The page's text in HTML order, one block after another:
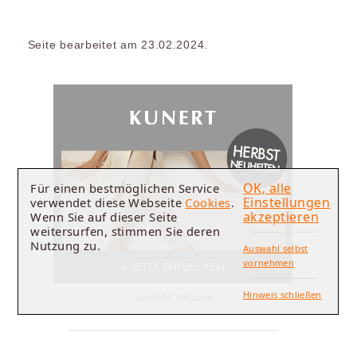
Seite bearbeitet am 23.02.2024.
Für einen bestmöglichen Service
verwendet diese Webseite Cookies.
Wenn Sie auf dieser Seite
weitersurfen, stimmen Sie deren
Nutzung zu.
OK, alle
Einstellungen
akzeptieren
Auswahl selbst
vornehmen
Hinweis schließen